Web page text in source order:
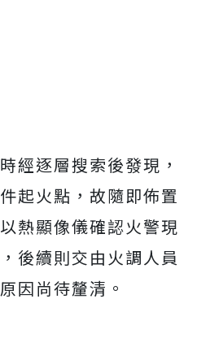
經逐層搜索後發現，
起火點，故隨即佈置
熱顯像儀確認火警現
後續則交由火調人員
因尚待釐清。